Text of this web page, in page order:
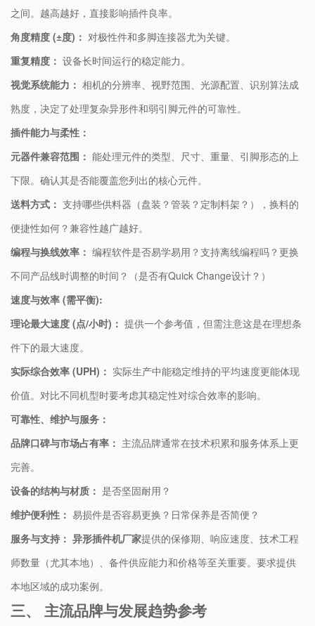
之间。越高越好，直接影响插件良率。
​角度精度 (±度)：​ ​ 对极性件和多脚连接器尤为关键。
​重复精度：​ ​ 设备长时间运行的稳定能力。
​视觉系统能力：​ ​ 相机的分辨率、视野范围、光源配置、识别算法成
熟度，决定了处理复杂异形件和弱引脚元件的可靠性。
​插件能力与柔性：​
​元器件兼容范围：​ ​ 能处理元件的类型、尺寸、重量、引脚形态的上
下限。确认其是否能覆盖您列出的核心元件。
​送料方式：​ ​ 支持哪些供料器（盘装？管装？定制料架？），换料的
便捷性如何？兼容性越广越好。
​编程与换线效率：​ ​ 编程软件是否易学易用？支持离线编程吗？更换
不同产品线时调整的时间？（是否有Quick Change设计？）
​速度与效率 (需平衡):​
​理论最大速度 (点/小时)：​ ​ 提供一个参考值，但需注意这是在理想条
件下的最大速度。
​实际综合效率 (UPH)：​ ​ 实际生产中能稳定维持的平均速度更能体现
价值。对比不同机型时要考虑其稳定性对综合效率的影响。
​可靠性、维护与服务：​
​品牌口碑与市场占有率：​ ​ 主流品牌通常在技术积累和服务体系上更
完善。
​设备的结构与材质：​ ​ 是否坚固耐用？
​维护便利性：​ ​ 易损件是否容易更换？日常保养是否简便？
​服务与支持：​ ​异形插件机厂家​​提供的保修期、响应速度、技术工程
师数量（尤其本地）、备件供应能力和价格等至关重要。要求提供
本地区域的成功案例。
三、 主流品牌与发展趋势参考